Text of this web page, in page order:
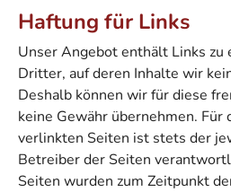
Haftung für Links
Unser Angebot enthält Links zu
Dritter, auf deren Inhalte wir
Deshalb können wir für diese
keine Gewähr übernehmen. Für
verlinkten Seiten ist stets der
Betreiber der Seiten
Seiten wurden zum Zeitpunkt